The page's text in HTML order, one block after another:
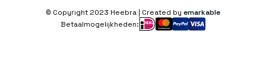
© Copyright 2023 Heebra | Created by emarkable
Betaalmogelijkheden: